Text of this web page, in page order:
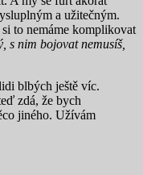
a užitečným.
to nemáme komplikovat
s nim bojovat nemusíš,
blbých ještě víc.
zdá, že bych
jiného. Užívám